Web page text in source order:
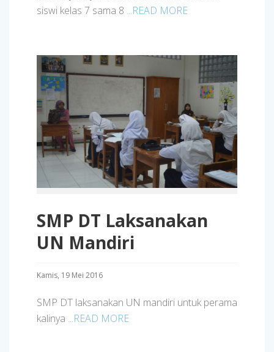
siswi kelas 7 sama 8 ...READ MORE
SMP DT Laksanakan
UN Mandiri
Kamis, 19 Mei 2016
SMP DT laksanakan UN mandiri untuk perama
kalinya ...READ MORE